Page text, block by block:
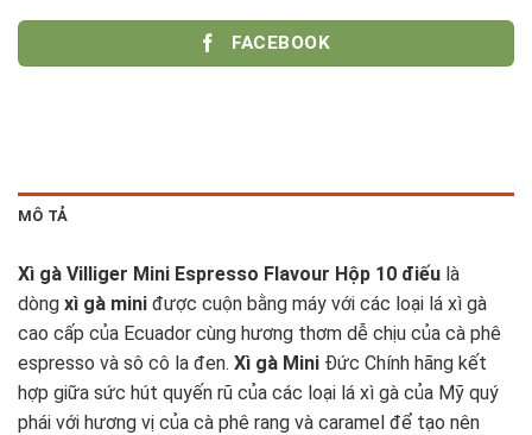
FACEBOOK
MÔ TẢ
Xì gà Villiger Mini Espresso Flavour Hộp 10 điếu là
dòng xì gà mini được cuộn bằng máy với các loại lá xì gà
cao cấp của Ecuador cùng hương thơm dễ chịu của cà phê
espresso và sô cô la đen. Xì gà Mini Đức Chính hãng kết
hợp giữa sức hút quyến rũ của các loại lá xì gà của Mỹ quý
phái với hương vị của cà phê rang và caramel để tạo nên